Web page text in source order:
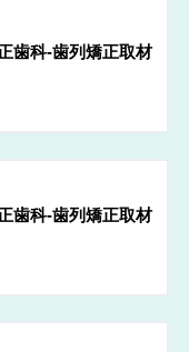
歯科-歯列矯正取材
歯科-歯列矯正取材